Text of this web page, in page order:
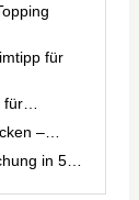
für
für…
–…
in 5…